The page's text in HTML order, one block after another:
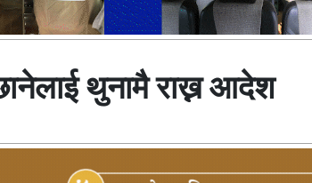
थुनामै राख्न आदेश